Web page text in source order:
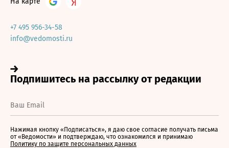
+7 495 956-34-58
info@vedomosti.ru
Нажимая кнопку «Подписаться», я даю свое согласие получать письма
от «Ведомости» и подтверждаю, что ознакомился и принимаю
Политику по защите персональных данных